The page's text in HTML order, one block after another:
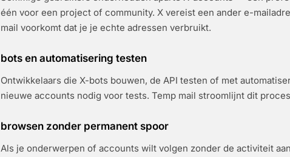
één voor een project of community. X vereist een ander e-
mail voorkomt dat je je echte adressen verbruikt.
bots en automatisering testen
Ontwikkelaars die X-bots bouwen, de API testen of met
nieuwe accounts nodig voor tests. Temp mail stroomlijnt dit
browsen zonder permanent spoor
Als je onderwerpen of accounts wilt volgen zonder de activiteit